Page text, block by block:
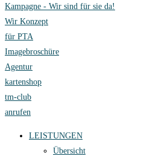
Kampagne - Wir sind für sie da!
Wir Konzept
für PTA
Imagebroschüre
Agentur
kartenshop
tm-club
anrufen
LEISTUNGEN
Übersicht